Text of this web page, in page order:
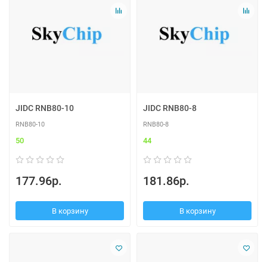
JIDC RNB80-10
RNB80-10
50
177.96р.
В корзину
JIDC RNB80-8
RNB80-8
44
181.86р.
В корзину